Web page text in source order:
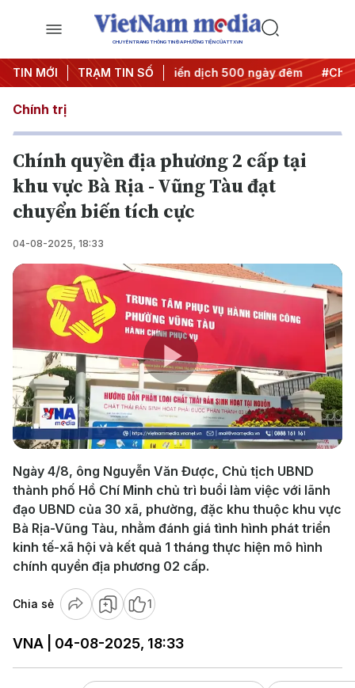
CHUYÊN TRANG THÔNG TIN ĐA PHƯƠNG TIỆN CỦA TTXVN
TIN MỚI TRẠM TIN SỐ
hành động #Chiến dịch 500 ngày đêm #Chống khai
Chính trị
Chính quyền địa phương 2 cấp tại
khu vực Bà Rịa - Vũng Tàu đạt
chuyển biến tích cực
04-08-2025, 18:33
Play
Video
Ngày 4/8, ông Nguyễn Văn Được, Chủ tịch UBND
thành phố Hồ Chí Minh chủ trì buổi làm việc với lãnh
đạo UBND của 30 xã, phường, đặc khu thuộc khu vực
Bà Rịa-Vũng Tàu, nhằm đánh giá tình hình phát triển
kinh tế-xã hội và kết quả 1 tháng thực hiện mô hình
chính quyền địa phương 02 cấp.
Chia sẻ 1
VNA | 04-08-2025, 18:33